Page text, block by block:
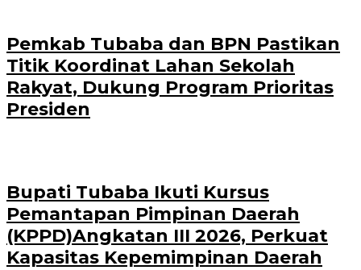
Pemkab Tubaba dan BPN Pastikan
Titik Koordinat Lahan Sekolah
Rakyat, Dukung Program Prioritas
Presiden
Bupati Tubaba Ikuti Kursus
Pemantapan Pimpinan Daerah
(KPPD)Angkatan III 2026, Perkuat
Kapasitas Kepemimpinan Daerah